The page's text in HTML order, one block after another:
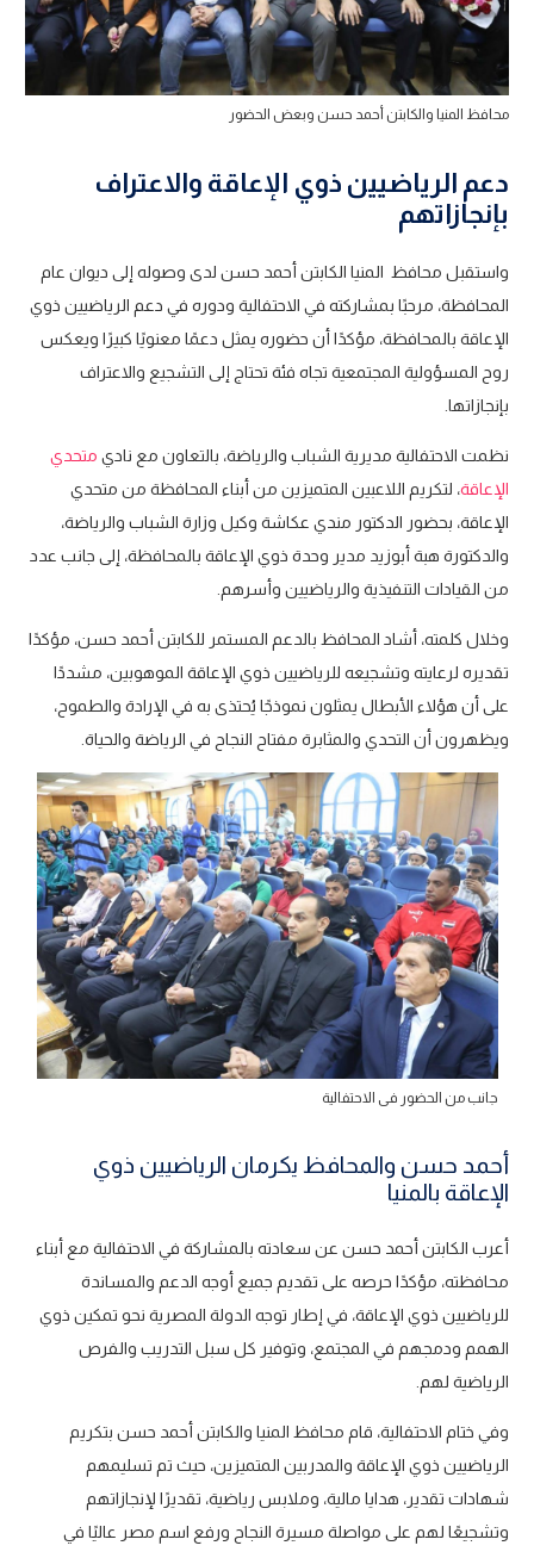
محافظ المنيا والكابتن أحمد حسن وبعض الحضور
دعم الرياضيين ذوي الإعاقة والاعتراف
بإنجازاتهم
واستقبل محافظ المنيا الكابتن أحمد حسن لدى وصوله إلى ديوان عام
المحافظة، مرحبًا بمشاركته في الاحتفالية ودوره في دعم الرياضيين ذوي
الإعاقة بالمحافظة، مؤكدًا أن حضوره يمثل دعمًا معنويًا كبيرًا ويعكس
روح المسؤولية المجتمعية تجاه فئة تحتاج إلى التشجيع والاعتراف
بإنجازاتها.
نظمت الاحتفالية مديرية الشباب والرياضة، بالتعاون مع نادي متحدي
الإعاقة، لتكريم اللاعبين المتميزين من أبناء المحافظة من متحدي
الإعاقة، بحضور الدكتور مندي عكاشة وكيل وزارة الشباب والرياضة،
والدكتورة هبة أبوزيد مدير وحدة ذوي الإعاقة بالمحافظة، إلى جانب عدد
من القيادات التنفيذية والرياضيين وأسرهم.
وخلال كلمته، أشاد المحافظ بالدعم المستمر للكابتن أحمد حسن، مؤكدًا
تقديره لرعايته وتشجيعه للرياضيين ذوي الإعاقة الموهوبين، مشددًا
على أن هؤلاء الأبطال يمثلون نموذجًا يُحتذى به في الإرادة والطموح،
ويظهرون أن التحدي والمثابرة مفتاح النجاح في الرياضة والحياة.
جانب من الحضور فى الاحتفالية
أحمد حسن والمحافظ يكرمان الرياضيين ذوي
الإعاقة بالمنيا
أعرب الكابتن أحمد حسن عن سعادته بالمشاركة في الاحتفالية مع أبناء
محافظته، مؤكدًا حرصه على تقديم جميع أوجه الدعم والمساندة
للرياضيين ذوي الإعاقة، في إطار توجه الدولة المصرية نحو تمكين ذوي
الهمم ودمجهم في المجتمع، وتوفير كل سبل التدريب والفرص
الرياضية لهم.
وفي ختام الاحتفالية، قام محافظ المنيا والكابتن أحمد حسن بتكريم
الرياضيين ذوي الإعاقة والمدربين المتميزين، حيث تم تسليمهم
شهادات تقدير، هدايا مالية، وملابس رياضية، تقديرًا لإنجازاتهم
وتشجيعًا لهم على مواصلة مسيرة النجاح ورفع اسم مصر عاليًا في